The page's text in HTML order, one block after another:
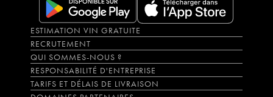
ESTIMATION VIN GRATUITE
RECRUTEMENT
QUI SOMMES-NOUS ?
RESPONSABILITÉ D'ENTREPRISE
TARIFS ET DÉLAIS DE LIVRAISON